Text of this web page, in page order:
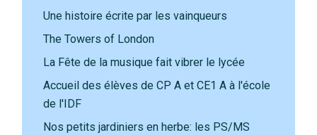
Une histoire écrite par les vainqueurs
The Towers of London
La Fête de la musique fait vibrer le lycée
Accueil des élèves de CP A et CE1 A à l'école
de l'IDF
Nos petits jardiniers en herbe: les PS/MS